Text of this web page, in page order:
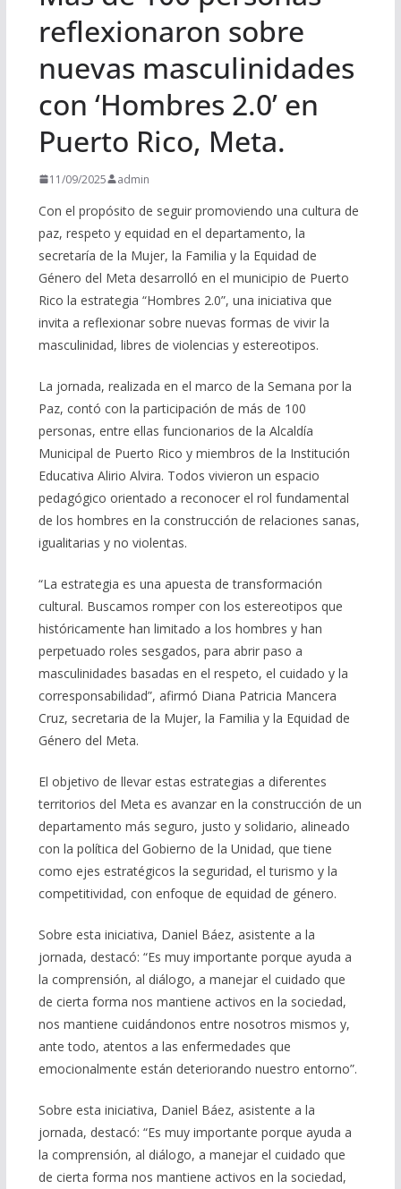
reflexionaron sobre
nuevas masculinidades
con ‘Hombres 2.0’ en
Puerto Rico, Meta.
11/09/2025 admin
Con el propósito de seguir promoviendo una cultura de
paz, respeto y equidad en el departamento, la
secretaría de la Mujer, la Familia y la Equidad de
Género del Meta desarrolló en el municipio de Puerto
Rico la estrategia “Hombres 2.0”, una iniciativa que
invita a reflexionar sobre nuevas formas de vivir la
masculinidad, libres de violencias y estereotipos.
La jornada, realizada en el marco de la Semana por la
Paz, contó con la participación de más de 100
personas, entre ellas funcionarios de la Alcaldía
Municipal de Puerto Rico y miembros de la Institución
Educativa Alirio Alvira. Todos vivieron un espacio
pedagógico orientado a reconocer el rol fundamental
de los hombres en la construcción de relaciones sanas,
igualitarias y no violentas.
“La estrategia es una apuesta de transformación
cultural. Buscamos romper con los estereotipos que
históricamente han limitado a los hombres y han
perpetuado roles sesgados, para abrir paso a
masculinidades basadas en el respeto, el cuidado y la
corresponsabilidad”, afirmó Diana Patricia Mancera
Cruz, secretaria de la Mujer, la Familia y la Equidad de
Género del Meta.
El objetivo de llevar estas estrategias a diferentes
territorios del Meta es avanzar en la construcción de un
departamento más seguro, justo y solidario, alineado
con la política del Gobierno de la Unidad, que tiene
como ejes estratégicos la seguridad, el turismo y la
competitividad, con enfoque de equidad de género.
Sobre esta iniciativa, Daniel Báez, asistente a la
jornada, destacó: “Es muy importante porque ayuda a
la comprensión, al diálogo, a manejar el cuidado que
de cierta forma nos mantiene activos en la sociedad,
nos mantiene cuidándonos entre nosotros mismos y,
ante todo, atentos a las enfermedades que
emocionalmente están deteriorando nuestro entorno”.
Sobre esta iniciativa, Daniel Báez, asistente a la
jornada, destacó: “Es muy importante porque ayuda a
la comprensión, al diálogo, a manejar el cuidado que
de cierta forma nos mantiene activos en la sociedad,